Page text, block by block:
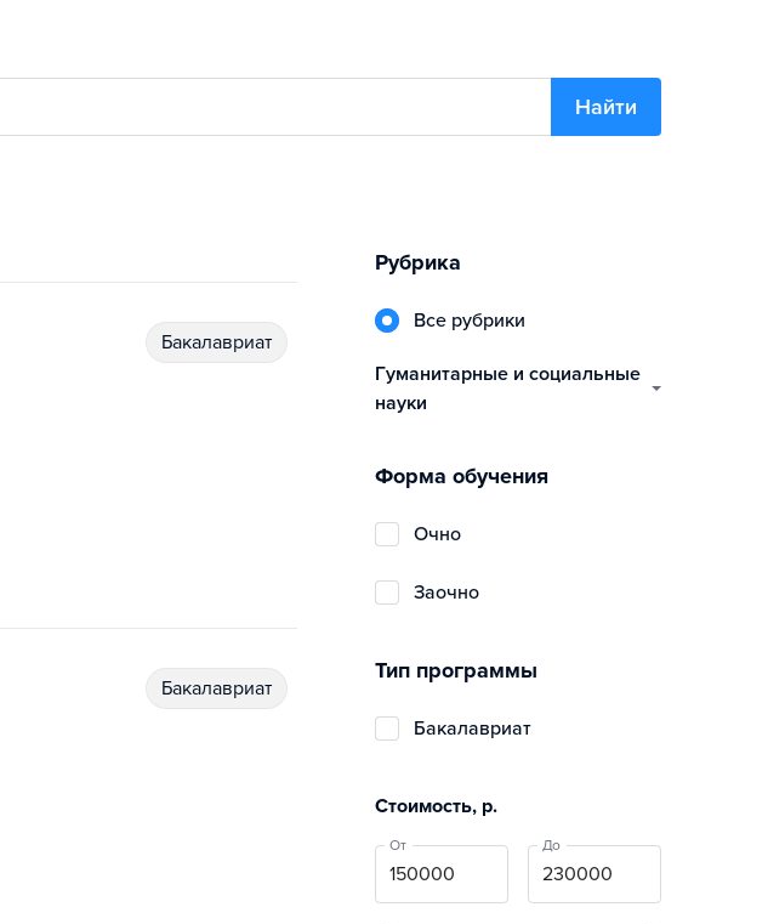
Найти
бакалавриат
бакалавриат
Рубрика
Все рубрики
гуманитарные и социальные
науки
Форма обучения
очно
заочно
Тип программы
бакалавриат
Стоимость, р.
От До